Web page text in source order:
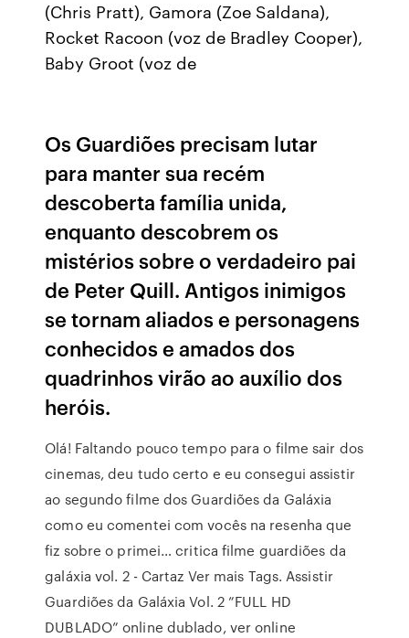
(Chris Pratt), Gamora (Zoe Saldana),
Rocket Racoon (voz de Bradley Cooper),
Baby Groot (voz de
Os Guardiões precisam lutar
para manter sua recém
descoberta família unida,
enquanto descobrem os
mistérios sobre o verdadeiro pai
de Peter Quill. Antigos inimigos
se tornam aliados e personagens
conhecidos e amados dos
quadrinhos virão ao auxílio dos
heróis.
Olá! Faltando pouco tempo para o filme sair dos
cinemas, deu tudo certo e eu consegui assistir
ao segundo filme dos Guardiões da Galáxia
como eu comentei com vocês na resenha que
fiz sobre o primei… critica filme guardiões da
galáxia vol. 2 - Cartaz Ver mais Tags. Assistir
Guardiões da Galáxia Vol. 2 ”FULL HD
DUBLADO” online dublado, ver online